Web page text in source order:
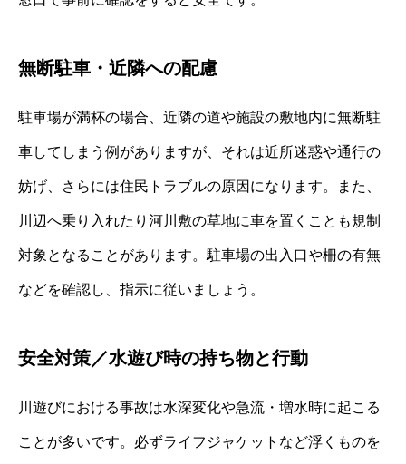
無断駐車・近隣への配慮
駐車場が満杯の場合、近隣の道や施設の敷地内に無断駐
車してしまう例がありますが、それは近所迷惑や通行の
妨げ、さらには住民トラブルの原因になります。また、
川辺へ乗り入れたり河川敷の草地に車を置くことも規制
対象となることがあります。駐車場の出入口や柵の有無
などを確認し、指示に従いましょう。
安全対策／水遊び時の持ち物と行動
川遊びにおける事故は水深変化や急流・増水時に起こる
ことが多いです。必ずライフジャケットなど浮くものを